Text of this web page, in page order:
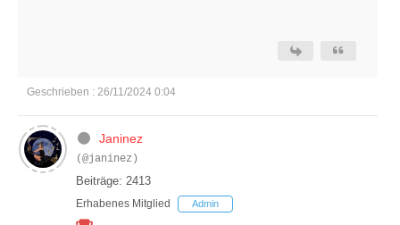
Geschrieben : 26/11/2024 0:04
Janinez
(@janinez)
Beiträge: 2413
Erhabenes Mitglied Admin